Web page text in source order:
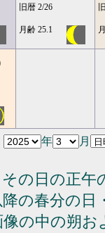
旧暦 2/26
月齢 25.1
年 月
の日の正午
の春分の日
の中の朔